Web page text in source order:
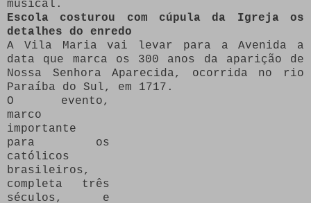
musical.
Escola costurou com cúpula da Igreja os
detalhes do enredo
A Vila Maria vai levar para a Avenida a
data que marca os 300 anos da aparição de
Nossa Senhora Aparecida, ocorrida no rio
Paraíba do Sul, em 1717.
O evento,
marco
importante
para os
católicos
brasileiros,
completa três
séculos, e